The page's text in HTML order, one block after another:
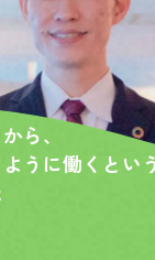
ら、
うに働くとい